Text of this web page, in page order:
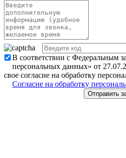
В соответствии с Федеральным
персональных данных» от
свое согласие на обработку
Согласие на обработку